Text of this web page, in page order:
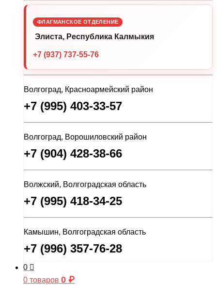
ФЛАГМАНСКОЕ ОТДЕЛЕНИЕ
Элиста, Республика Калмыкия
+7 (937) 737-55-76
Волгоград, Красноармейский район
+7 (995) 403-33-57
Волгоград, Ворошиловский район
+7 (904) 428-38-66
Волжский, Волгоградская область
+7 (995) 418-34-25
Камышин, Волгоградская область
+7 (996) 357-76-28
0
0 товаров 0 ₽